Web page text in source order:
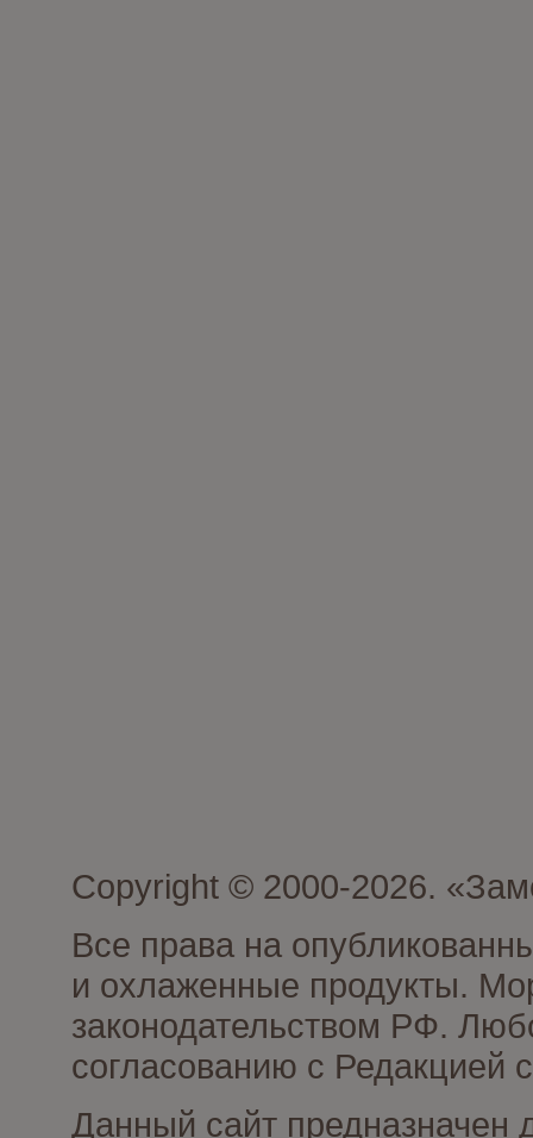
Copyright © 2000-2026.
Все права на
и охлаженные продукты.
законодательством РФ.
согласованию с Редакцией
Данный сайт предназначен